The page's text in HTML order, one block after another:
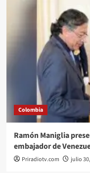
Colombia
Ramón Maniglia
embajador de
Priradiotv.com julio